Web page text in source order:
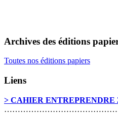
Archives des éditions
Toutes nos éditions papiers
Liens
> CAHIER ENTREPRENDRE